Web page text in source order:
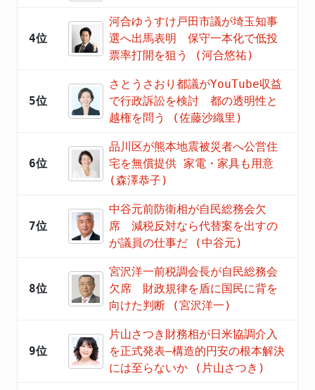
4位
河合ゆうすけ戸田市議が埼玉知事
選へ出馬表明 保守一本化で低投
票率打開を狙う (河合悠祐)
5位
さとうさおり都議がYouTube収益
で行政訴訟を検討 都の透明性と
越権を問う (佐藤沙織里)
6位
品川区が熊本地震被災者へ公営住
宅を無償提供 家電・家具も用意
(森澤恭子)
7位
中谷元前防衛相が自民総務会欠
席 減税反対なら代替案を出すの
が議員の仕事だ (中谷元)
8位
宮沢洋一前税調会長が自民総務会
欠席 財政規律を盾に国民に背を
向けた判断 (宮沢洋一)
9位
片山さつき財務相が日米協調介入
を正式発表―構造的円安の根本解決
には至らないか (片山さつき)